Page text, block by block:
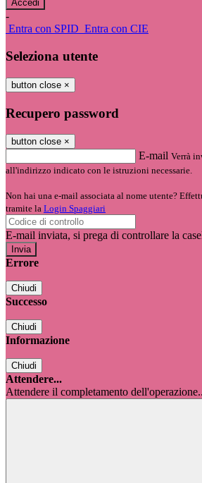
-
Entra con SPID Entra con CIE
Seleziona utente
button close ×
Recupero password
button close ×
E-mail Verrà
all'indirizzo indicato con le istruzioni necessarie.
Non hai una e-mail associata al nome utente?
tramite la Login Spaggiari
E-mail inviata, si prega di controllare la
Errore
Chiudi
Successo
Chiudi
Informazione
Chiudi
Attendere...
Attendere il completamento